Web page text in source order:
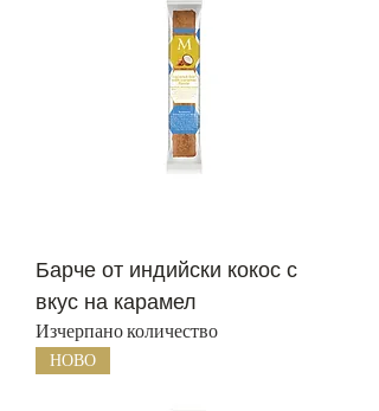
Барче от индийски кокос с
вкус на карамел
Изчерпано количество
НОВО